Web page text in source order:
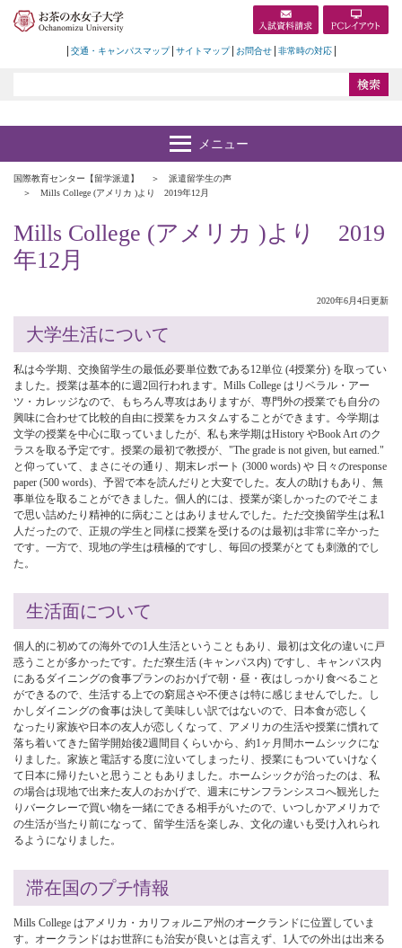
交通・キャンパスマップ サイトマップ お問合せ 非常時の対応
国際教育センター【留学派遣】
派遣留学生の声
Mills College (アメリカ )より 2019年12月
Mills College (アメリカ )より 2019
年12月
2020年6月4日更新
大学生活について
私は今学期、交換留学生の最低必要単位数である12単位 (4授業分) を取ってい
ました。授業は基本的に週2回行われます。Mills College はリベラル・アー
ツ・カレッジなので、もちろん専攻はありますが、専門外の授業でも自分の
興味に合わせて比較的自由に授業をカスタムすることができます。今学期は
文学の授業を中心に取っていましたが、私も来学期はHistory やBook Art のク
ラスを取る予定です。授業の最初で教授が、"The grade is not given, but earned."
と仰っていて、まさにその通り、期末レポート (3000 words) や 日々のresponse
paper (500 words)、予習で本を読んだりと大変でした。友人の助けもあり、無
事単位を取ることができました。個人的には、授業が楽しかったのでそこま
で思い詰めたり精神的に病むことはありませんでした。ただ交換留学生は私1
人だったので、正規の学生と同様に授業を受けるのは最初は非常に辛かった
です。一方で、現地の学生は積極的ですし、毎回の授業がとても刺激的でし
た。
生活面について
個人的に初めての海外での1人生活ということもあり、最初は文化の違いに戸
惑うことが多かったです。ただ寮生活 (キャンパス内) ですし、キャンパス内
にあるダイニングの食事プランのおかげで朝・昼・夜はしっかり食べること
ができるので、生活する上での窮屈さや不便さは特に感じませんでした。し
かしダイニングの食事は決して美味しい訳ではないので、日本食が恋しく
なったり家族や日本の友人が恋しくなって、アメリカの生活や授業に慣れて
落ち着いてきた留学開始後2週間目くらいから、約1ヶ月間ホームシックにな
りました。家族と電話する度に泣いてしまったり、授業にもついていけなく
て日本に帰りたいと思うこともありました。ホームシックが治ったのは、私
の場合は現地で出来た友人のおかげで、週末にサンフランシスコへ観光した
りバークレーで買い物を一緒にできる相手がいたので、いつしかアメリカで
の生活が当たり前になって、留学生活を楽しみ、文化の違いも受け入れられ
るようになりました。
滞在国のプチ情報
Mills College はアメリカ・カリフォルニア州のオークランドに位置していま
す。オークランドはお世辞にも治安が良いとは言えず、1人での外出は出来る